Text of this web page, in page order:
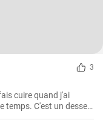
3
cuire quand j'ai
temps. C'est un dessert